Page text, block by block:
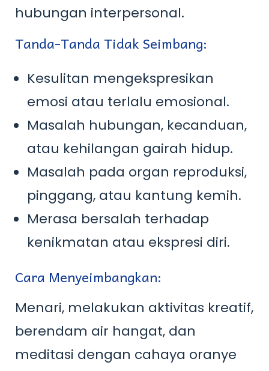
hubungan interpersonal.
Tanda-Tanda Tidak Seimbang:
Kesulitan mengekspresikan
emosi atau terlalu emosional.
Masalah hubungan, kecanduan,
atau kehilangan gairah hidup.
Masalah pada organ reproduksi,
pinggang, atau kantung kemih.
Merasa bersalah terhadap
kenikmatan atau ekspresi diri.
Cara Menyeimbangkan:
Menari, melakukan aktivitas kreatif,
berendam air hangat, dan
meditasi dengan cahaya oranye